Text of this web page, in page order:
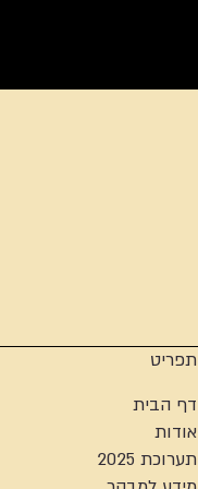
תפריט
דף הבית
אודות
תערוכת 2025